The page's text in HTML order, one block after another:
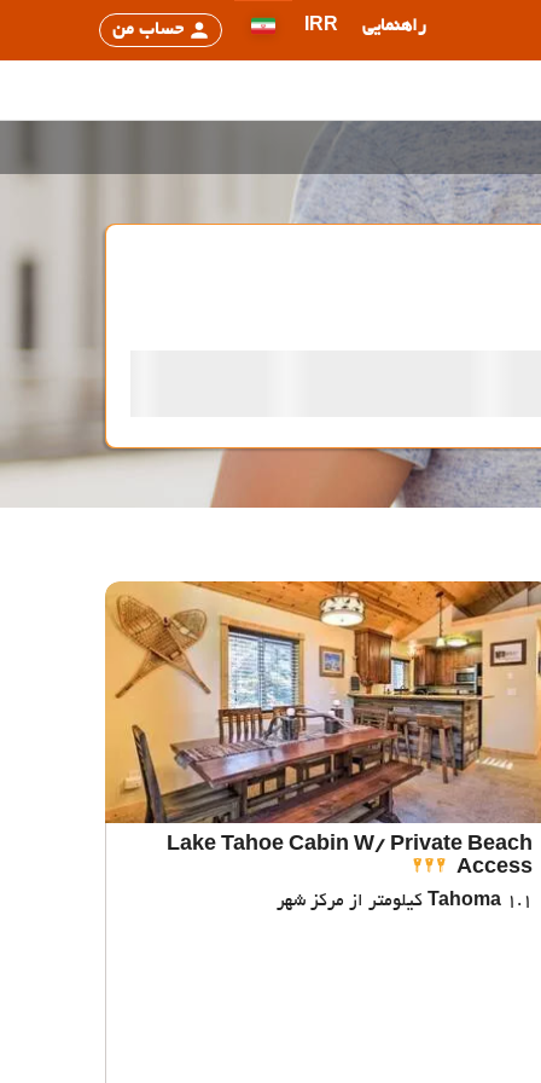
راهنمایی IRR حساب من
Lake Tahoe Cabin W/ Private Beach
Access
Tahoma 1.1 کیلومتر از مرکز شهر